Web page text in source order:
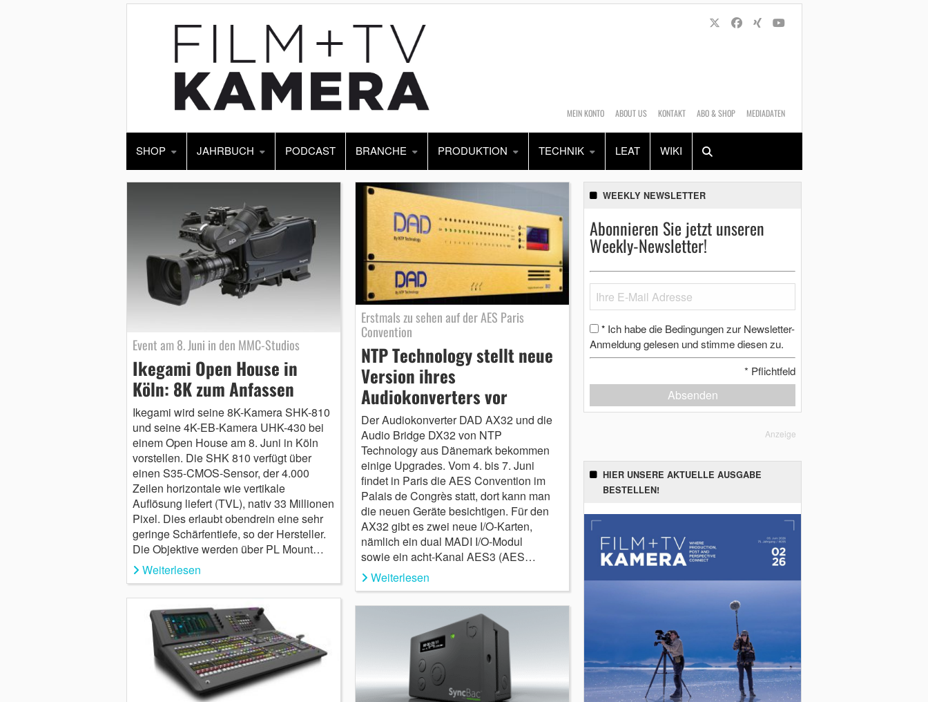
MEIN KONTO ABOUT US KONTAKT ABO & SHOP MEDIADATEN
SHOP JAHRBUCH PODCAST BRANCHE PRODUKTION TECHNIK LEAT WIKI
Alles Shop
Event am 8. Juni in den MMC-Studios
Ikegami Open House in
Köln: 8K zum Anfassen
Ikegami wird seine 8K-Kamera SHK-810
und seine 4K-EB-Kamera UHK-430 bei
einem Open House am 8. Juni in Köln
vorstellen. Die SHK 810 verfügt über
einen S35-CMOS-Sensor, der 4.000
Zeilen horizontale wie vertikale
Auflösung liefert (TVL), nativ 33 Millionen
Pixel. Dies erlaubt obendrein eine sehr
geringe Schärfentiefe, so der Hersteller.
Die Objektive werden über PL Mount…
Weiterlesen
Erstmals zu sehen auf der AES Paris
Convention
NTP Technology stellt neue
Version ihres
Audiokonverters vor
Der Audiokonverter DAD AX32 und die
Audio Bridge DX32 von NTP
Technology aus Dänemark bekommen
einige Upgrades. Vom 4. bis 7. Juni
findet in Paris die AES Convention im
Palais de Congrès statt, dort kann man
die neuen Geräte besichtigen. Für den
AX32 gibt es zwei neue I/O-Karten,
nämlich ein dual MADI I/O-Modul
sowie ein acht-Kanal AES3 (AES…
Weiterlesen
WEEKLY NEWSLETTER
Abonnieren Sie jetzt unseren
Weekly-Newsletter!
* Ich habe die Bedingungen zur Newsletter-
Anmeldung gelesen und stimme diesen zu.
* Pflichtfeld
Absenden
Anzeige
HIER UNSERE AKTUELLE AUSGABE
BESTELLEN!